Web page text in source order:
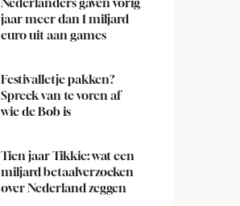
jaar meer dan 1 miljard
euro uit aan games
Festivalletje pakken?
Spreek van te voren af
wie de Bob is
Tien jaar Tikkie: wat een
miljard betaalverzoeken
over Nederland zeggen